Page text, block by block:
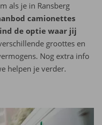
als je in Ransberg
camionettes
de optie waar jij
groottes en
Nog extra info
helpen je verder.